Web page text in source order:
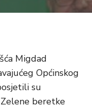
Migdad
Općinskog
su
beretke